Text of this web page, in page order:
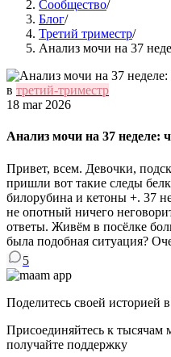
Сообщество/
Блог/
Третий триместр/
Анализ мочи на 37
в третий-триместр
18 mar 2026
Анализ мочи на 37 неделе:
Привет, всем. Девочки,
пришли вот такие следы
билорубина и кетоны +. 37
не опотный ничего
ответы. Живём в посёлке
была подобная ситуация?
5
Поделитесь своей историей
Присоединяйтесь к
получайте поддержку